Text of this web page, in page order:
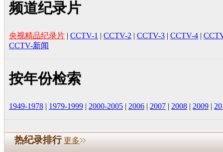
频道纪录片
央视精品纪录片 | CCTV-1 | CCTV-2 | CCTV-3 | CCTV-4 |
CCTV-新闻
按年份检索
1949-1978 | 1979-1999 | 2000-2005 | 2006 | 2007 | 2008 | 2009 |
热纪录排行 更多